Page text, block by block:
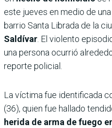
este jueves en medio de
barrio Santa Librada de la
Saldívar. El violento
una persona ocurrió
reporte policial.
La víctima fue identificada
(36), quien fue hallado
herida de arma de fuego